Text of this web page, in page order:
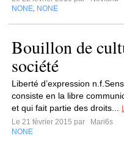
NONE NONE
Bouillon de
société
Liberté d’expression
consiste en la libre
et qui fait partie des droits...
Le 21 février 2015 par
Mari6s
NONE